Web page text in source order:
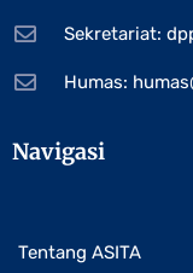
Sekretariat:
Humas:
Navigasi
Tentang ASITA